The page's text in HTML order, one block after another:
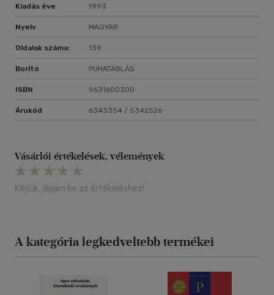
Kiadás éve 1993
Nyelv MAGYAR
Oldalak száma: 139
Borító PUHATÁBLÁS
ISBN 9631600300
Árukód 6343354 / 5342526
Vásárlói értékelések, vélemények
Kérjük, lépjen be az értékeléshez!
A kategória legkedveltebb termékei